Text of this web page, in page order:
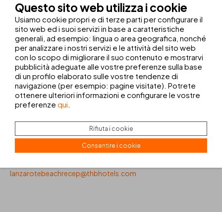
Lanzarote
THB Flora
Tel.:+34 928 514 900
florarecep@thbhotels.com
THB Royal
Tel.:+34 928 519 055
royalrecep@thbhotels.com
tropicalislandrecep1@thbhotels.com
THB Lanzarote Beach
lanzarotebeachrecep@thbhotels.com
Questo sito web utilizza i cookie
Usiamo cookie propri e di terze parti per configurare il
sito web ed i suoi servizi in base a caratteristiche
generali, ad esempio: lingua o area geografica, nonché
per analizzare i nostri servizi e le attività del sito web
con lo scopo di migliorare il suo contenuto e mostrarvi
pubblicità adeguate alle vostre preferenze sulla base
di un profilo elaborato sulle vostre tendenze di
navigazione (per esempio: pagine visitate). Potrete
ottenere ulteriori informazioni e configurare le vostre
preferenze qui.
Rifiuta i cookie
Consentire i cookie